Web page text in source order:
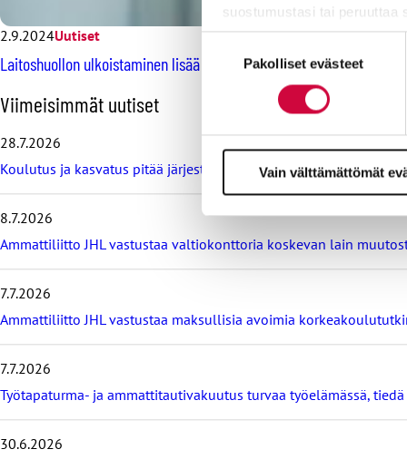
suostumustasi tai peruuttaa
Evästeistä osa on
Pakolliset evästeet
Vain välttämättömät
2.9.2024Uutiset
Laitoshuollon ulkoistaminen lisää varhaiskasvattajien
O
h
i
t
a
i
m
s
i
ä
t
u
u
t
Viimeisimmät uutiset
28.7.2026
Koulutus ja kasvatus pitää järjestää lasten ja nuorten
8.7.2026
Ammattiliitto JHL vastustaa valtiokonttoria koskevan lain
7.7.2026
Ammattiliitto JHL vastustaa maksullisia avoimia
7.7.2026
Työtapaturma- ja ammattitautivakuutus turvaa työelämässä,
30.6.2026